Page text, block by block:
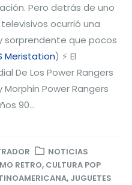
Pero detrás de uno
ocurrió una
sorprendente que pocos
Meristation) ⚡ El
De Los Power Rangers
Morphin Power Rangers
90...
NOTICIAS
RETRO, CULTURA POP
, JUGUETES